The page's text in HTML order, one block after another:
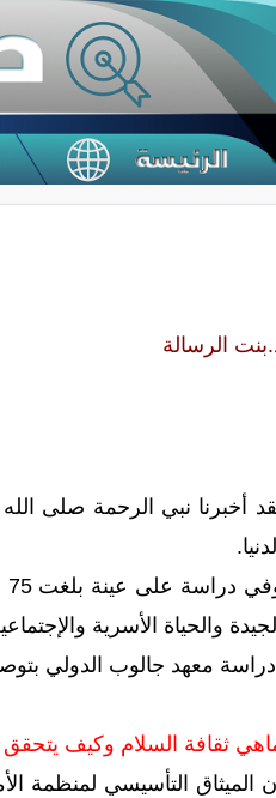
الرسالة
أخبرنا نبي الرحمة صلى
والحياة الأسرية
معهد جالوب الدولي
ثقافة السلام وكيف يتحقق
الميثاق التأسيسي لمنظمة